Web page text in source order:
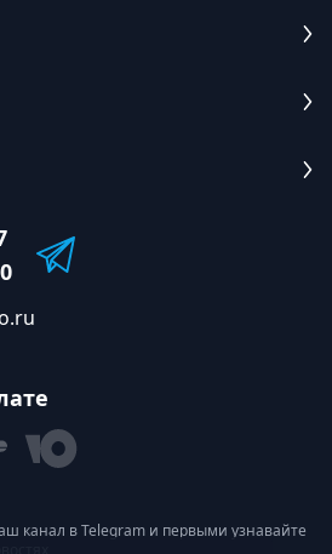
канал в Telegram и первыми узнавайте